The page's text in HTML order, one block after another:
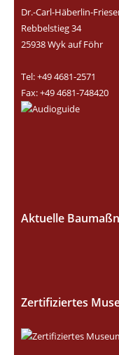
Dr.-Carl-Häberlin-
Rebbelstieg 34
25938 Wyk auf Föhr
Tel: +49 4681-2571
Fax: +49 4681-748420
Aktuelle
Zertifiziertes